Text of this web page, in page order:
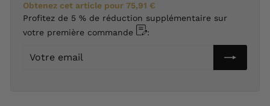
Obtenez cet article pour 75,91 €
Profitez de 5 % de réduction supplémentaire sur
votre première commande
:
Votre